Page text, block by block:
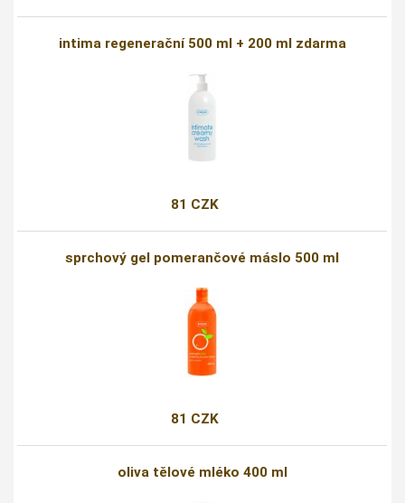
intima regenerační 500 ml + 200 ml zdarma
81 CZK
sprchový gel pomerančové máslo 500 ml
81 CZK
oliva tělové mléko 400 ml